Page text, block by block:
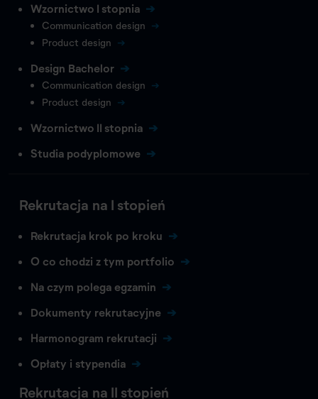
Wzornictwo I stopnia
Communication design
Product design
Design Bachelor
Communication design
Product design
Wzornictwo II stopnia
Studia podyplomowe
Rekrutacja na I stopień
Rekrutacja krok po kroku
O co chodzi z tym portfolio
Na czym polega egzamin
Dokumenty rekrutacyjne
Harmonogram rekrutacji
Opłaty i stypendia
Rekrutacja na II stopień